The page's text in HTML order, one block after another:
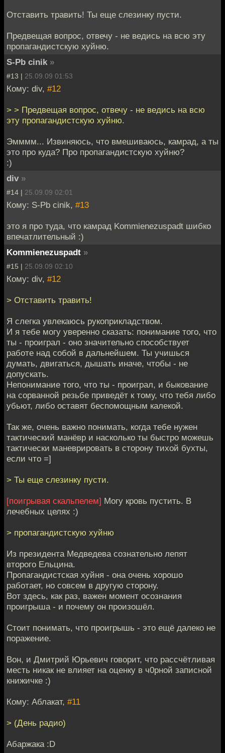
Отставить травить! Ты еще слезинку пусти.
Предвещая вопрос, отвечу - не ведись на всю эту
пропагандистскую хуйню.
S-Pb cinik »
#13 | 25.09.09 01:53
Кому: div, #12
> > Предвещая вопрос, отвечу - не ведись на всю
эту пропагандистскую хуйню.
Эмммм... Извиняюсь, что вмешиваюсь, камрад, а ты
это про куда? Про пропагандистскую хуйню?
:)
div »
#14 | 25.09.09 02:01
Кому: S-Pb cinik, #13
это я про туда, что камрад Kommienezuspadt шибко
впечатлительный :)
Kommienezuspadt »
#15 | 25.09.09 02:10
Кому: div, #12
> Отставить травить!
Я слегка увлекаюсь рукоприкладством.
И я тебе могу уверенно сказать: понимание того, что
ты - проиграл - оно значительно способствует
работе над собой в дальнейшем. Ты учишься
думать, двигаться, дышать иначе, чтобы - не
допускать.
Непонимание того, что ты - проиграл, и быкование
на сорванной резьбе приведёт к тому, что тебя либо
убьют, либо оставят беспомощным калекой.
Так же, очень важно понимать, когда тебе нужен
тактический манёвр и насколько ты быстро можешь
тактически маневрировать в сторону тихой бухты,
если что =]
> Ты еще слезинку пусти.
[поигрывая скальпелем] Могу кровь пустить. В
лечебных целях :)
> пропагандистскую хуйню
Из президента Медведева сознательно лепят
второго Ельцина.
Пропагандистская хуйня - она очень хорошо
работает, но совсем в другую сторону.
Вот здесь, как раз, важен момент осознания
проигрыша - и почему он произошёл.
Стоит понимать, что проигрышь - это ещё далеко не
поражение.
Вон, и Дмитрий Юрьевич говорит, что рассчётливая
месть никак не влияет на оценку в ч0рной записной
книжичке :)
Кому: Аблакат, #11
> (День радио)
Абаржака :D